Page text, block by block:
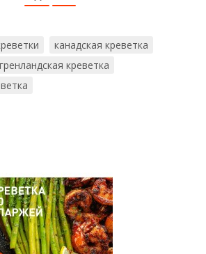
канадская креветка
гренландская креветка